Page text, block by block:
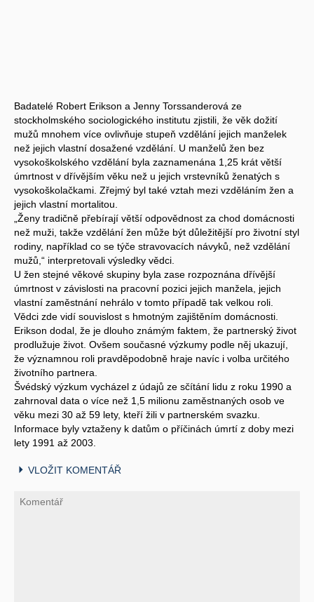
Badatelé Robert Erikson a Jenny Torssanderová ze
stockholmského sociologického institutu zjistili, že věk dožití
mužů mnohem více ovlivňuje stupeň vzdělání jejich manželek
než jejich vlastní dosažené vzdělání. U manželů žen bez
vysokoškolského vzdělání byla zaznamenána 1,25 krát větší
úmrtnost v dřívějším věku než u jejich vrstevníků ženatých s
vysokoškolačkami. Zřejmý byl také vztah mezi vzděláním žen a
jejich vlastní mortalitou.
„Ženy tradičně přebírají větší odpovědnost za chod domácnosti
než muži, takže vzdělání žen může být důležitější pro životní styl
rodiny, například co se týče stravovacích návyků, než vzdělání
mužů,“ interpretovali výsledky vědci.
U žen stejné věkové skupiny byla zase rozpoznána dřívější
úmrtnost v závislosti na pracovní pozici jejich manžela, jejich
vlastní zaměstnání nehrálo v tomto případě tak velkou roli.
Vědci zde vidí souvislost s hmotným zajištěním domácnosti.
Erikson dodal, že je dlouho známým faktem, že partnerský život
prodlužuje život. Ovšem současné výzkumy podle něj ukazují,
že významnou roli pravděpodobně hraje navíc i volba určitého
životního partnera.
Švédský výzkum vycházel z údajů ze sčítání lidu z roku 1990 a
zahrnoval data o více než 1,5 milionu zaměstnaných osob ve
věku mezi 30 až 59 lety, kteří žili v partnerském svazku.
Informace byly vztaženy k datům o příčinách úmrtí z doby mezi
lety 1991 až 2003.
VLOŽIT KOMENTÁŘ